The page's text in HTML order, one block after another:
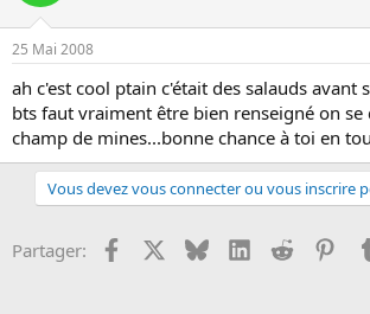
25 Mai 2008
ah c'est cool ptain c'était des salauds avant
bts faut vraiment être bien renseigné on se
champ de mines...bonne chance à toi en
Vous devez vous connecter ou vous inscrire
Partager: Facebook BlueskyLinkedInReddit